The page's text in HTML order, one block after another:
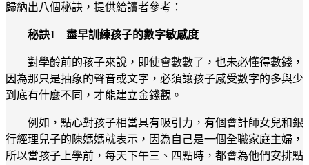
歸納出八個秘訣，提供給讀者參考：
秘訣1 盡早訓練孩子的數字敏感度
對學齡前的孩子來說，即使會數數了，也未必懂得數錢，
因為那只是抽象的聲音或文字，必須讓孩子感受數字的多與少
到底有什麼不同，才能建立金錢觀。
例如，點心對孩子相當具有吸引力，有個會計師女兒和銀
行經理兒子的陳媽媽就表示，因為自己是一個全職家庭主婦，
所以當孩子上學前，每天下午三、四點時，都會為他們安排點